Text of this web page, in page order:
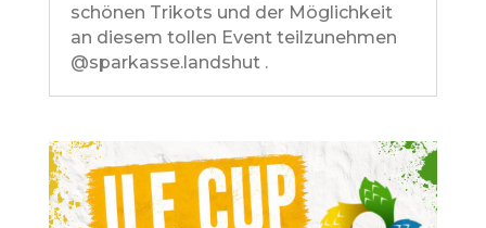
schönen Trikots und der Möglichkeit
an diesem tollen Event teilzunehmen
@sparkasse.landshut .